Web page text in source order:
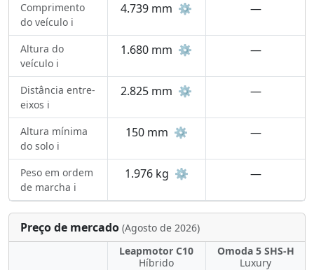
Comprimento
do veículo ℹ️
4.739 mm ⚙️ —
Altura do
veículo ℹ️
1.680 mm ⚙️ —
Distância entre-
eixos ℹ️
2.825 mm ⚙️ —
Altura mínima
do solo ℹ️
150 mm ⚙️ —
Peso em ordem
de marcha ℹ️
1.976 kg ⚙️ —
Preço de mercado (Agosto de 2026)
Leapmotor C10
Híbrido
Omoda 5 SHS-H
Luxury